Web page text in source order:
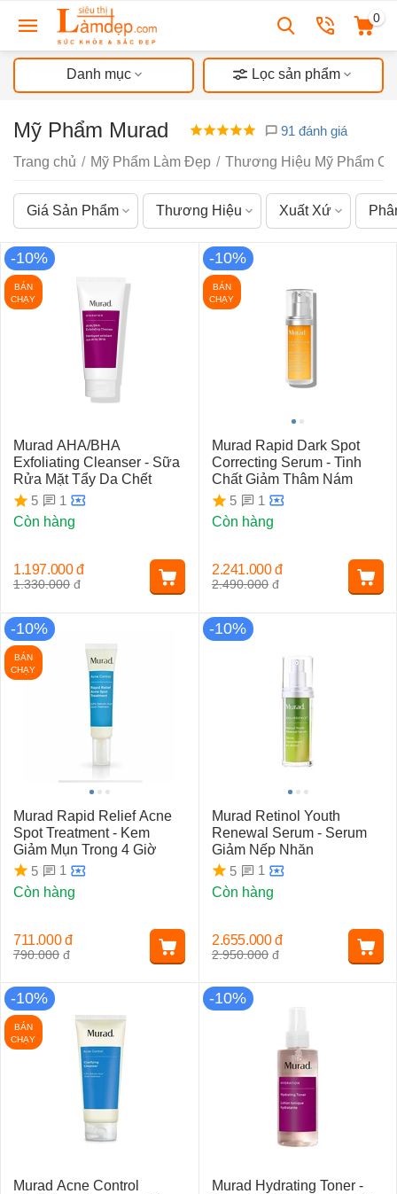
0
Danh mục Lọc sản phẩm
Mỹ Phẩm Murad 91 đánh giá
Trang chủ / Mỹ Phẩm Làm Đẹp / Thương Hiệu Mỹ Phẩm
Giá Sản Phẩm Thương Hiệu Xuất Xứ
-10%
BÁN
CHẠY
Murad AHA/BHA
Exfoliating Cleanser - Sữa
Rửa Mặt Tẩy Da Chết
5
1
Còn hàng
1.330.000 đ
1.197.000 đ
-10%
BÁN
CHẠY
Murad Rapid Dark Spot
Correcting Serum - Tinh
Chất Giảm Thâm Nám
5
1
Còn hàng
2.490.000 đ
2.241.000 đ
-10%
BÁN
CHẠY
Murad Rapid Relief Acne
Spot Treatment - Kem
Giảm Mụn Trong 4 Giờ
5
1
Còn hàng
790.000 đ
711.000 đ
-10%
Murad Retinol Youth
Renewal Serum - Serum
Giảm Nếp Nhăn
5
1
Còn hàng
2.950.000 đ
2.655.000 đ
-10%
BÁN
CHẠY
Murad Acne Control
-10%
Murad Hydrating Toner -